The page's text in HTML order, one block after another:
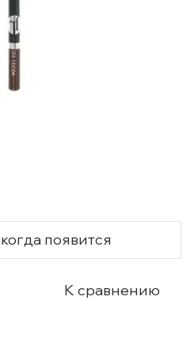
появится
К сравнению